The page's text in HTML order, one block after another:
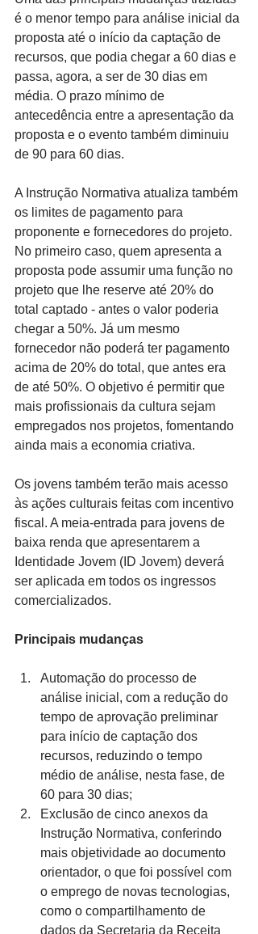
é o menor tempo para análise inicial da
proposta até o início da captação de
recursos, que podia chegar a 60 dias e
passa, agora, a ser de 30 dias em
média. O prazo mínimo de
antecedência entre a apresentação da
proposta e o evento também diminuiu
de 90 para 60 dias.
A Instrução Normativa atualiza também
os limites de pagamento para
proponente e fornecedores do projeto.
No primeiro caso, quem apresenta a
proposta pode assumir uma função no
projeto que lhe reserve até 20% do
total captado - antes o valor poderia
chegar a 50%. Já um mesmo
fornecedor não poderá ter pagamento
acima de 20% do total, que antes era
de até 50%. O objetivo é permitir que
mais profissionais da cultura sejam
empregados nos projetos, fomentando
ainda mais a economia criativa.
Os jovens também terão mais acesso
às ações culturais feitas com incentivo
fiscal. A meia-entrada para jovens de
baixa renda que apresentarem a
Identidade Jovem (ID Jovem) deverá
ser aplicada em todos os ingressos
comercializados.
Principais mudanças
Automação do processo de
análise inicial, com a redução do
tempo de aprovação preliminar
para início de captação dos
recursos, reduzindo o tempo
médio de análise, nesta fase, de
60 para 30 dias;
Exclusão de cinco anexos da
Instrução Normativa, conferindo
mais objetividade ao documento
orientador, o que foi possível com
o emprego de novas tecnologias,
como o compartilhamento de
dados da Secretaria da Receita